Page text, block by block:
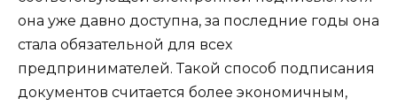
она уже давно доступна, за последние годы она
стала обязательной для всех
предпринимателей. Такой способ подписания
документов считается более экономичным,